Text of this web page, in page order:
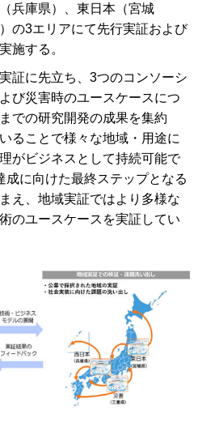
兵庫県）、東日本（宮城
の3エリアにて先行実証および
施する。
証に先立ち、3つのコンソーシ
び災害時のユースケースにつ
での研究開発の成果を集約
ることで様々な地域・用途に
がビジネスとして持続可能で
成に向けた最終ステップとなる
え、地域実証ではより多様な
のユースケースを実証してい